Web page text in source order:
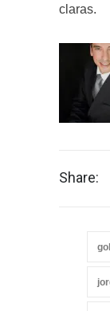
claras.
Share: